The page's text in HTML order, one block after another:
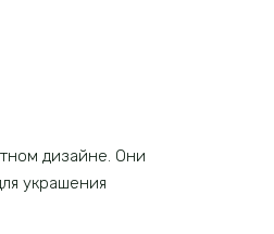
дизайне. Они
украшения